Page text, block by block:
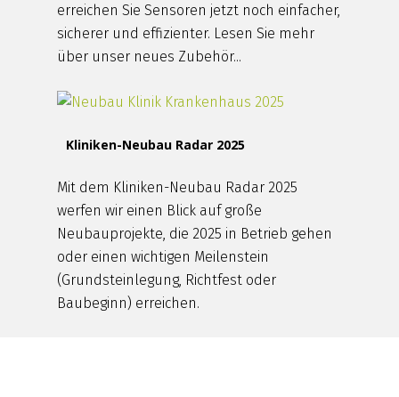
erreichen Sie Sensoren jetzt noch einfacher,
sicherer und effizienter. Lesen Sie mehr
über unser neues Zubehör...
Kliniken-Neubau Radar 2025
Mit dem Kliniken-Neubau Radar 2025
werfen wir einen Blick auf große
Neubauprojekte, die 2025 in Betrieb gehen
oder einen wichtigen Meilenstein
(Grundsteinlegung, Richtfest oder
Baubeginn) erreichen.